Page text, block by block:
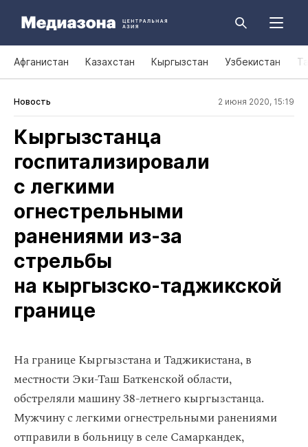
Афганистан Казахстан Кыргызстан Узбекистан
Новость 2 июня 2020, 15:19
Кыргызстанца
госпитализировали
с легкими
огнестрельными
ранениями из‑за
стрельбы
на кыргызско‑таджикской
границе
На границе Кыргызстана и Таджикистана, в
местности Эки-Таш Баткенской области,
обстреляли машину 38-летнего кыргызстанца.
Мужчину с легкими огнестрельными ранениями
отправили в больницу в селе Самаркандек,